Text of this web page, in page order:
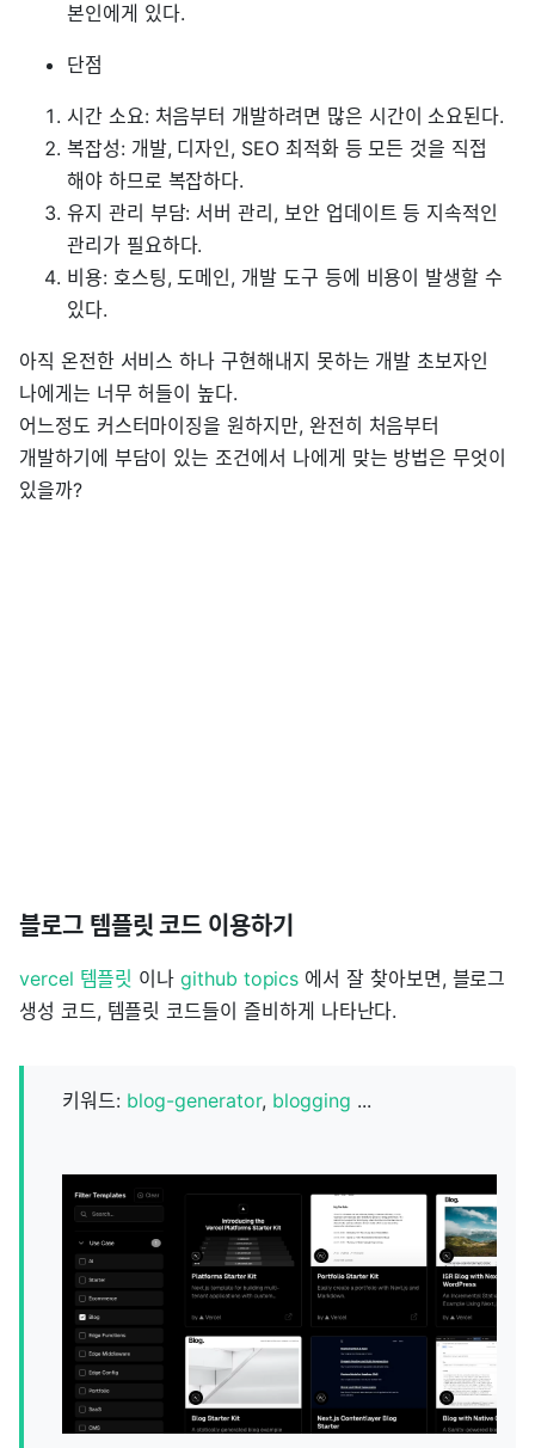
본인에게 있다.
단점
시간 소요: 처음부터 개발하려면 많은 시간이 소요된다.
복잡성: 개발, 디자인, SEO 최적화 등 모든 것을 직접
해야 하므로 복잡하다.
유지 관리 부담: 서버 관리, 보안 업데이트 등 지속적인
관리가 필요하다.
비용: 호스팅, 도메인, 개발 도구 등에 비용이 발생할 수
있다.
아직 온전한 서비스 하나 구현해내지 못하는 개발 초보자인
나에게는 너무 허들이 높다.
어느정도 커스터마이징을 원하지만, 완전히 처음부터
개발하기에 부담이 있는 조건에서 나에게 맞는 방법은 무엇이
있을까?
블로그 템플릿 코드 이용하기
vercel 템플릿 이나github topics 에서 잘 찾아보면, 블로그
생성 코드, 템플릿 코드들이 즐비하게 나타난다.
키워드: blog-generator, blogging ...